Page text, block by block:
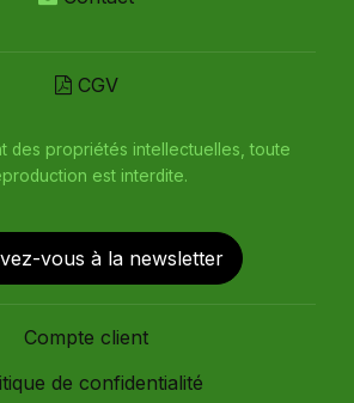
CGV
des propriétés intellectuelles, toute
est interdite.
vous à la newsletter
Compte client
de confidentialité